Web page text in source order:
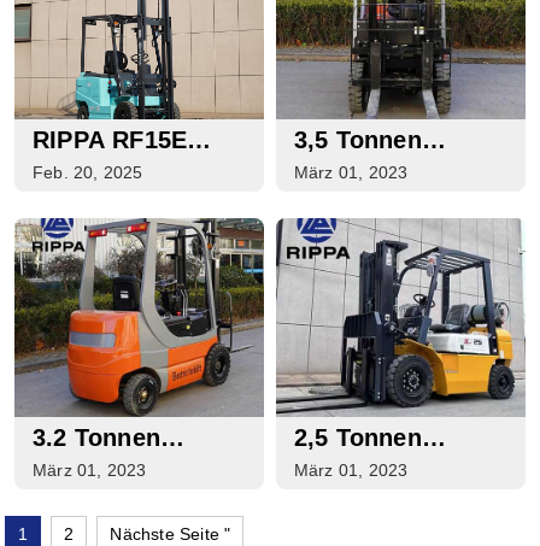
RIPPA RF15E
ELEKTROGABELSTAPLER
Feb. 20, 2025
3,5 Tonnen
Elektro-
Verkaufen
März 01, 2023
3.2 Tonnen
Elektro-
Verkaufen
März 01, 2023
2,5 Tonnen
Propangabelstapler
März 01, 2023
1 2 Nächste Seite "